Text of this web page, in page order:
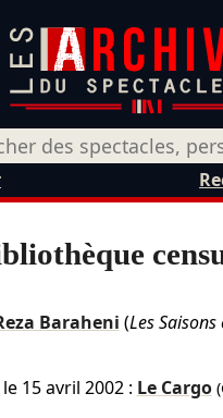
Baraheni (Les
15 avril 2002: Le Cargo